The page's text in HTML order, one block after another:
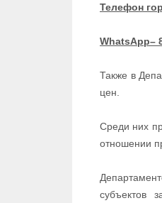
Телефон
WhatsApp–
Также в
цен.
Среди них
отношении
субъектов